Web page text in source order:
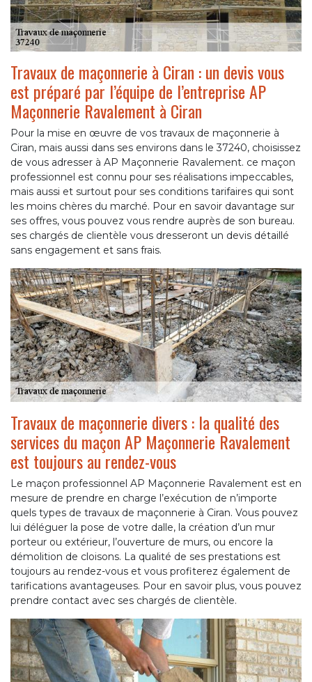
Travaux de maçonnerie à Ciran : un devis vous
est préparé par l’équipe de l’entreprise AP
Maçonnerie Ravalement à Ciran
Pour la mise en œuvre de vos travaux de maçonnerie à
Ciran, mais aussi dans ses environs dans le 37240, choisissez
de vous adresser à AP Maçonnerie Ravalement. ce maçon
professionnel est connu pour ses réalisations impeccables,
mais aussi et surtout pour ses conditions tarifaires qui sont
les moins chères du marché. Pour en savoir davantage sur
ses offres, vous pouvez vous rendre auprès de son bureau.
ses chargés de clientèle vous dresseront un devis détaillé
sans engagement et sans frais.
Travaux de maçonnerie divers : la qualité des
services du maçon AP Maçonnerie Ravalement
est toujours au rendez-vous
Le maçon professionnel AP Maçonnerie Ravalement est en
mesure de prendre en charge l’exécution de n’importe
quels types de travaux de maçonnerie à Ciran. Vous pouvez
lui déléguer la pose de votre dalle, la création d’un mur
porteur ou extérieur, l’ouverture de murs, ou encore la
démolition de cloisons. La qualité de ses prestations est
toujours au rendez-vous et vous profiterez également de
tarifications avantageuses. Pour en savoir plus, vous pouvez
prendre contact avec ses chargés de clientèle.